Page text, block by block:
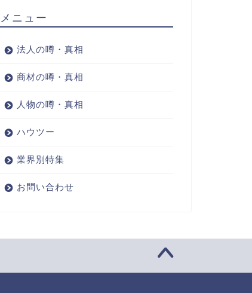
メニュー
法人の噂・真相
商材の噂・真相
人物の噂・真相
ハウツー
業界別特集
お問い合わせ